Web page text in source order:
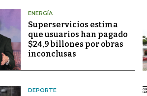
ENERGÍA
Superservicios estima
que usuarios han pagado
$24,9 billones por obras
inconclusas
DEPORTE